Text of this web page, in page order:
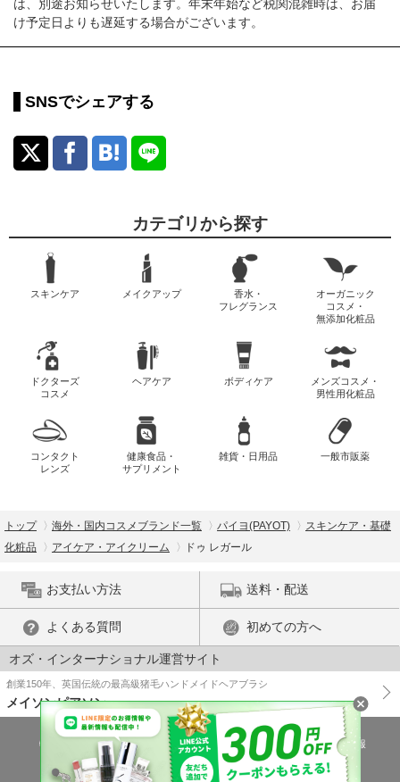
は、別途お知らせいたします。年末年始など税関混雑時は、お届
け予定日よりも遅延する場合がございます。
SNSでシェアする
カテゴリから探す
スキンケア メイクアップ
香水・
フレグランス
オーガニック
コスメ・
無添加化粧品
ドクターズ
コスメ
ヘアケア ボディケア
メンズコスメ・
男性用化粧品
コンタクト
レンズ
健康食品・
サプリメント
雑貨・日用品 一般市販薬
トップ 海外・国内コスメブランド一覧 パイヨ(PAYOT)
スキンケア・基礎
化粧品
アイケア・アイクリーム ドゥ レガール
お支払い方法 送料・配送
よくある質問 初めての方へ
オズ・インターナショナル運営サイト
創業150年、英国伝統の最高級猪毛ハンドメイドヘアブラシ
メイソンピアソン
特商法に基づく表示 プライバシーポリシー
医薬品販売許可証の情報
ご利用規約
PC版で表示